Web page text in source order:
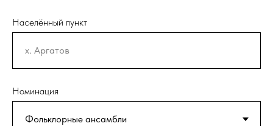
Населённый пункт
Номинация